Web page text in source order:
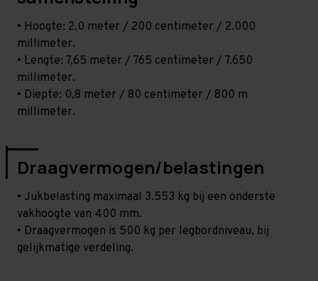
• Hoogte: 2,0 meter / 200 centimeter / 2.000
millimeter.
• Lengte: 7,65 meter / 765 centimeter / 7.650
millimeter.
• Diepte: 0,8 meter / 80 centimeter / 800 m
millimeter.
Draagvermogen/belastingen
• Jukbelasting maximaal 3.553 kg bij een onderste
vakhoogte van 400 mm.
• Draagvermogen is 500 kg per legbordniveau, bij
gelijkmatige verdeling.